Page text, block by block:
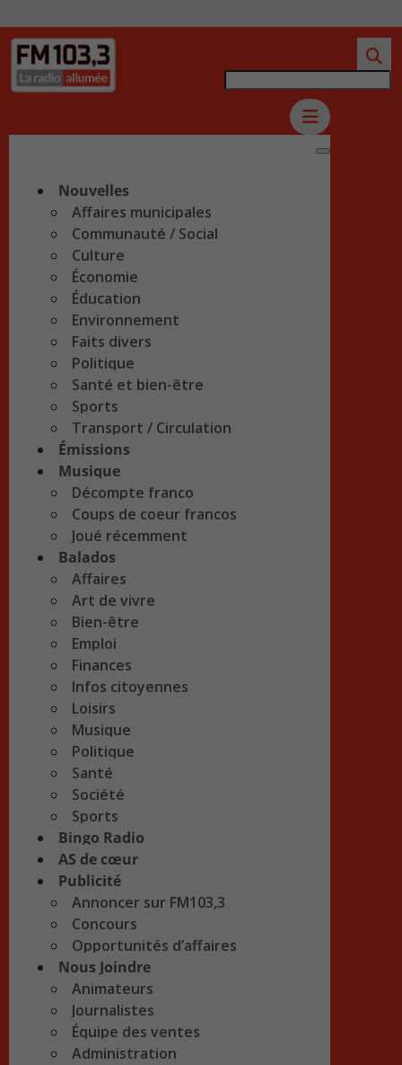
Nouvelles
Affaires municipales
Communauté / Social
Culture
Économie
Éducation
Environnement
Faits divers
Politique
Santé et bien-être
Sports
Transport / Circulation
Émissions
Musique
Décompte franco
Coups de coeur francos
Joué récemment
Balados
Affaires
Art de vivre
Bien-être
Emploi
Finances
Infos citoyennes
Loisirs
Musique
Politique
Santé
Société
Sports
Bingo Radio
AS de cœur
Publicité
Annoncer sur FM103,3
Concours
Opportunités d’affaires
Nous Joindre
Animateurs
Journalistes
Équipe des ventes
Administration